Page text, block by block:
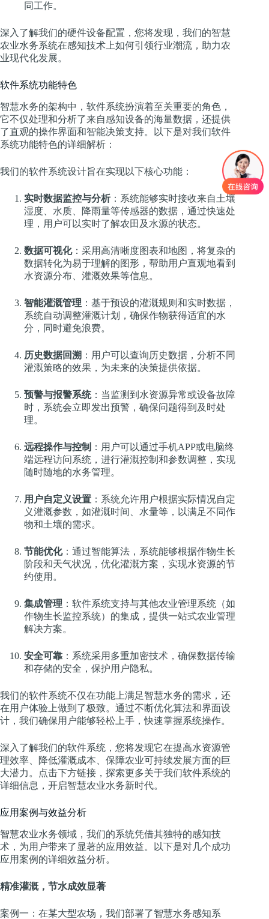
同工作。
深入了解我们的硬件设备配置，您将发现，我们的智慧
农业水务系统在感知技术上如何引领行业潮流，助力农
业现代化发展。
软件系统功能特色
智慧水务的架构中，软件系统扮演着至关重要的角色，
它不仅处理和分析了来自感知设备的海量数据，还提供
了直观的操作界面和智能决策支持。以下是对我们软件
系统功能特色的详细解析：
我们的软件系统设计旨在实现以下核心功能：
实时数据监控与分析：系统能够实时接收来自土壤
湿度、水质、降雨量等传感器的数据，通过快速处
理，用户可以实时了解农田及水源的状态。
数据可视化：采用高清晰度图表和地图，将复杂的
数据转化为易于理解的图形，帮助用户直观地看到
水资源分布、灌溉效果等信息。
智能灌溉管理 ：基于预设的灌溉规则和实时数据，
系统自动调整灌溉计划，确保作物获得适宜的水
分，同时避免浪费。
历史数据回溯 ：用户可以查询历史数据，分析不同
灌溉策略的效果，为未来的决策提供依据。
预警与报警系统：当监测到水资源异常或设备故障
时，系统会立即发出预警，确保问题得到及时处
理。
远程操作与控制 ：用户可以通过手机APP或电脑终
端远程访问系统，进行灌溉控制和参数调整，实现
随时随地的水务管理。
用户自定义设置 ：系统允许用户根据实际情况自定
义灌溉参数，如灌溉时间、水量等，以满足不同作
物和土壤的需求。
节能优化：通过智能算法，系统能够根据作物生长
阶段和天气状况，优化灌溉方案，实现水资源的节
约使用。
集成管理 ：软件系统支持与其他农业管理系统（如
作物生长监控系统）的集成，提供一站式农业管理
解决方案。
安全可靠 ：系统采用多重加密技术，确保数据传输
和存储的安全，保护用户隐私。
我们的软件系统不仅在功能上满足智慧水务的需求，还
在用户体验上做到了极致。通过不断优化算法和界面设
计，我们确保用户能够轻松上手，快速掌握系统操作。
深入了解我们的软件系统，您将发现它在提高水资源管
理效率、降低灌溉成本、保障农业可持续发展方面的巨
大潜力。点击下方链接，探索更多关于我们软件系统的
详细信息，开启智慧农业水务新时代。
应用案例与效益分析
智慧农业水务领域，我们的系统凭借其独特的感知技
术，为用户带来了显著的应用效益。以下是对几个成功
应用案例的详细效益分析。
精准灌溉，节水成效显著
案例一：在某大型农场，我们部署了智慧水务感知系